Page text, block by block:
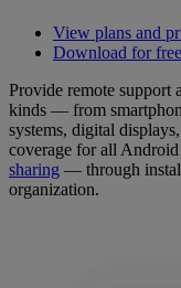
View plans and
Download for free
Provide remote support
kinds — from
systems, digital
coverage for all
sharing — through
organization.